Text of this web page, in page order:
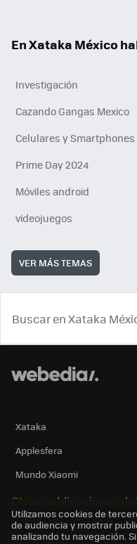
En Xataka México
Investigación
Cazando Gangas Mexico
Celulares y Smartphones
Prime Day 2024
Móviles android
videojuegos
VER MÁS TEMAS
Xataka
Applesfera
Mundo Xiaomi
Otras publicaciones de
Utilizamos cookies de
de audiencia y mostrar
analizando tu navegación.